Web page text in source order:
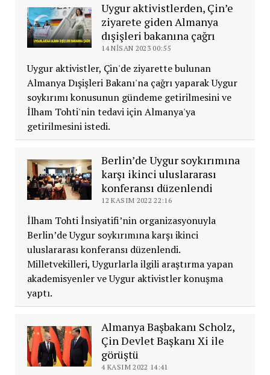
Uygur aktivistlerden, Çin’e
ziyarete giden Almanya
dışişleri bakanına çağrı
14 NISAN 2023 00:55
Uygur aktivistler, Çin'de ziyarette bulunan
Almanya Dışişleri Bakanı'na çağrı yaparak Uygur
soykırımı konusunun gündeme getirilmesini ve
İlham Tohti'nin tedavi için Almanya'ya
getirilmesini istedi.
Berlin’de Uygur soykırımına
karşı ikinci uluslararası
konferansı düzenlendi
12 KASIM 2022 22:16
İlham Tohti İnsiyatifi’nin organizasyonuyla
Berlin’de Uygur soykırımına karşı ikinci
uluslararası konferansı düzenlendi.
Milletvekilleri, Uygurlarla ilgili araştırma yapan
akademisyenler ve Uygur aktivistler konuşma
yaptı.
Almanya Başbakanı Scholz,
Çin Devlet Başkanı Xi ile
görüştü
4 KASIM 2022 14:41